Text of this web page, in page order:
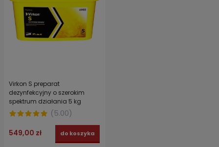
Virkon S preparat
dezynfekcyjny o szerokim
spektrum działania 5 kg
(5.00)
549,00 zł do koszyka